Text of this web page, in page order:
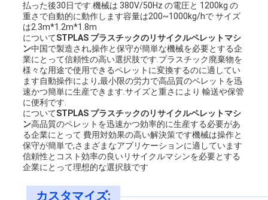
払った後30日です.機械は 380V/50Hz の電圧と 1200kg の
重さで自動的に動作します容量は200~1000kg/hで サイズ
は2.3m*1.2m*1.8m
についてSTPLAS プラスチックのリサイクルペレットマシ
ン中国で製造され,操作と保守が簡単な機械を必要とする企
業にとって信頼性の高い選択肢です.プラスチック廃棄物を
様々な用途で使用できるペレットに変換するのに適してい
ます自動操作により,最小限の労力で高品質のペレットを迅
速かつ簡単に生産できます.サイズと重さにより 輸送や保管
に便利です.
についてSTPLAS プラスチックのリサイクルペレットマシ
ン高品質のペレットを迅速かつ効率的に生産する必要があ
る企業にとって 費用対効果の高い解決策です機械は操作と
保守が簡単で,さまざまなアプリケーションに適しています
信頼性とコスト効率の良いリサイクルマシンを必要とする
企業にとって理想的な選択肢です
カスタマイズ: